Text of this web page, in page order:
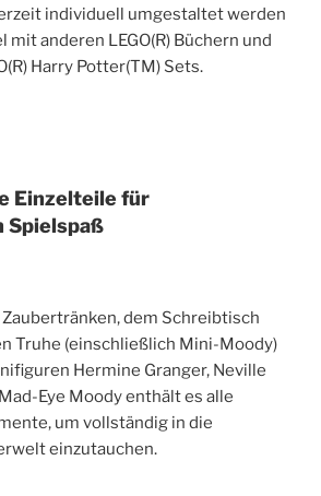
individuell umgestaltet werden
mit anderen LEGO(R) Büchern und
Harry Potter(TM) Sets.
Einzelteile für
Spielspaß
dem Schreibtisch
Truhe (einschließlich Mini-Moody)
Hermine Granger, Neville
Eye Moody enthält es alle
um vollständig in die
einzutauchen.